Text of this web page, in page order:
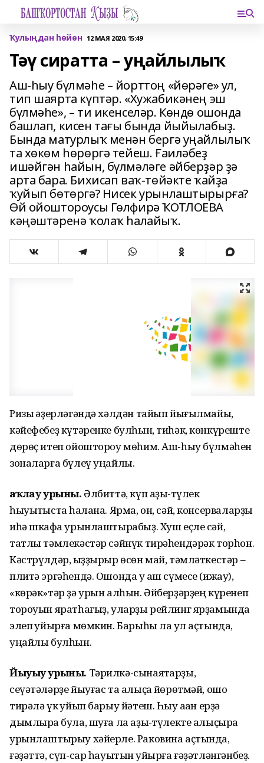
Ҡулыңдан һөйөн 12 МАЯ 2020, 15:49
Тәү сиратта – уңайлылыҡ
Аш-һыу бүлмәһе – йорттоң «йөрәге» ул,
тип шаярта күптәр. «Хужабикәнең эш
бүлмәһе», – ти икенселәр. Көндө ошонда
башлап, кисен тағы бында йыйылабыҙ.
Бында матурлыҡ менән бергә уңайлылыҡ
та хөкөм һөрөргә тейеш. Ғаиләбеҙ
ишәйгән һайын, бүлмәләге әйберҙәр ҙә
арта бара. Бихисап ваҡ-төйәкте ҡайҙа
ҡуйып бөтөргә? Нисек урынлаштырырға?
Өй ойоштороусы Гөлфирә ҠОТЛОЕВА
кәңәштәренә ҡолаҡ һалайыҡ.
Ризыҡ әҙерләгәндә хәлдән тайып йығылмайыҡ,
кәйефебеҙ күтәренке булһын, тиһәк, көнкүреште
дөрөҫ итеп ойоштороу мөһим. Аш-һыу бүлмәһен
зоналарға бүлеү уңайлы.
Һаҡлау урыны. Әлбиттә, күп аҙыҡ-түлек
һыуытҡыста һаҡлана. Ярма, он, сәй, консерваларҙы
иһә шкафҡа урынлаштырабыҙ. Хуш еҫле сәй,
татлы тәмлекәстәр сәйнүк тирәһендәрәк торһон.
Кәстрүлдәр, ҡыҙҙырыр өсөн май, тәмләткестәр –
плитә эргәһендә. Ошонда уҡ аш сүмесе (ижау),
«көрәк»тәр ҙә урын алһын. Әйберҙәрҙең күренеп
тороуын яратһағыҙ, уларҙы рейлинг ярҙамында
элеп ҡуйырға мөмкин. Барыһы ла ҡул аҫтында,
уңайлы булһын.
Йыуыу урыны. Тәрилкә-сынаяҡтарҙы,
сеүәтәләрҙе йыуғас та алыҫҡа йөрөтмәй, ошо
тирәлә үк ҡуйып барыу йәтеш. Һыу аҡҡан ерҙә
дымлыраҡ була, шуға ла аҙыҡ-түлекте алыҫыраҡ
урынлаштырыу хәйерле. Раковина аҫтында,
ғәҙәттә, сүп-сар һауытын ҡуйырға ғәҙәтләнгәнбеҙ.